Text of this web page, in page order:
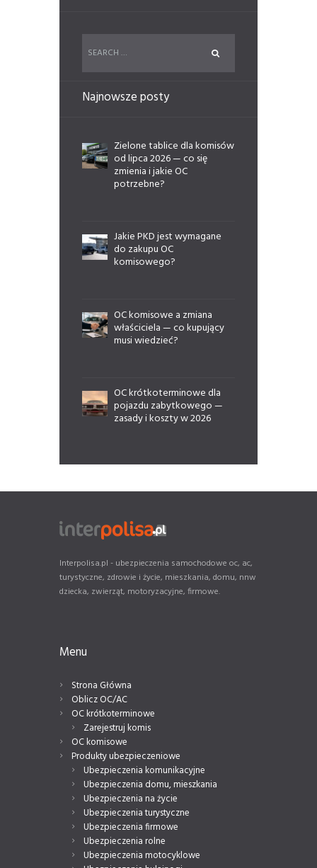
Najnowsze posty
Zielone tablice dla komisów
od lipca 2026 — co się
zmienia i jakie OC
potrzebne?
Jakie PKD jest wymagane
do zakupu OC
komisowego?
OC komisowe a zmiana
właściciela — co kupujący
musi wiedzieć?
OC krótkoterminowe dla
pojazdu zabytkowego —
zasady i koszty w 2026
Interpolisa.pl - ubezpieczenia samochodowe oc, ac,
turystyczne, zdrowie i życie, mieszkania, domu, nnw
dziecka, zwierząt, motoryzacyjne, firmowe.
Menu
Strona Główna
Oblicz OC/AC
OC krótkoterminowe
Zarejestruj komis
OC komisowe
Produkty ubezpieczeniowe
Ubezpieczenia komunikacyjne
Ubezpieczenia domu, mieszkania
Ubezpieczenia na życie
Ubezpieczenia turystyczne
Ubezpieczenia firmowe
Ubezpieczenia rolne
Ubezpieczenia motocyklowe